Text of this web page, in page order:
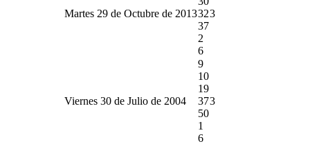
Martes 29 de Octubre de 201332
37
2
6
3
Viernes 30 de Julio de 2004
9
10
19
37
50
1
6
3